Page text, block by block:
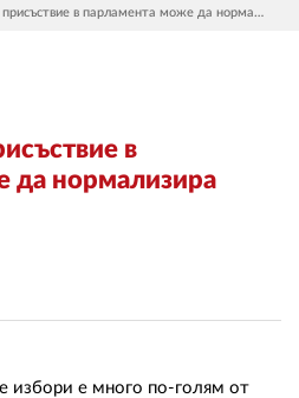
Сериозно ляво присъствие в парламента може да нормализира политиката
в
да нормализира
избори е много по-голям от
РЕКЛАМА